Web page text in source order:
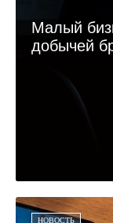
Малый
добычей
НОВОСТЬ